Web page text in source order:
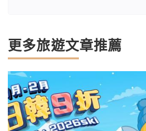
更多旅遊文章推薦